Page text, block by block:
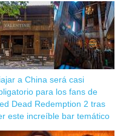
a China será casi
para los fans de
Dead Redemption 2 tras
este increíble bar temático